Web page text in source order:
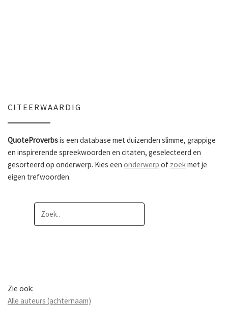
CITEERWAARDIG
QuoteProverbsis een database met duizenden slimme, grappige
en inspirerende spreekwoorden en citaten, geselecteerd en
gesorteerd op onderwerp. Kies een onderwerp of zoekmet je
eigen trefwoorden.
Zie ook:
Alle auteurs (achternaam)